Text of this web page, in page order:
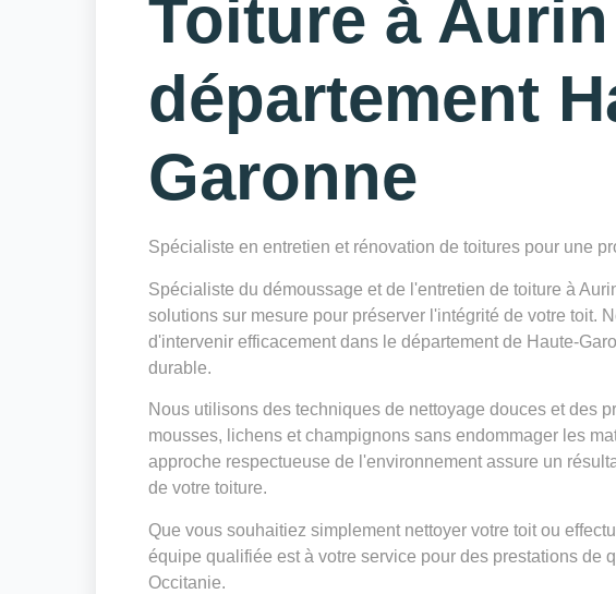
Toiture à
département
Garonne
Spécialiste en entretien et rénovation de toitures pour une
Spécialiste du démoussage et de l'entretien de toiture à
solutions sur mesure pour préserver l'intégrité de votre toit.
d'intervenir efficacement dans le département de Haute-
durable.
Nous utilisons des techniques de nettoyage douces et des
mousses, lichens et champignons sans endommager les
approche respectueuse de l'environnement assure un
de votre toiture.
Que vous souhaitiez simplement nettoyer votre toit ou
équipe qualifiée est à votre service pour des prestations de
Occitanie.